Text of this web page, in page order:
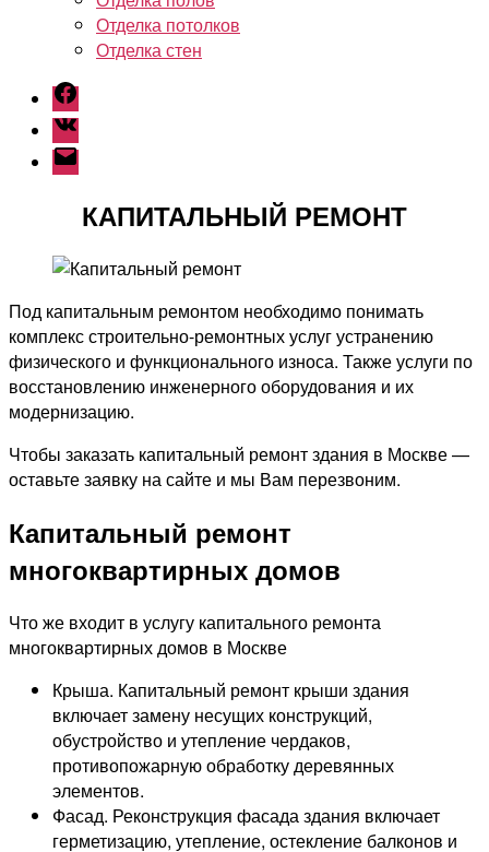
Отделка потолков
Отделка стен
Facebook
Vk
Email
КАПИТАЛЬНЫЙ РЕМОНТ
Под капитальным ремонтом необходимо понимать
комплекс строительно-ремонтных услуг устранению
физического и функционального износа. Также услуги по
восстановлению инженерного оборудования и их
модернизацию.
Чтобы заказать капитальный ремонт здания в Москве —
оставьте заявку на сайте и мы Вам перезвоним.
Капитальный ремонт
многоквартирных домов
Что же входит в услугу капитального ремонта
многоквартирных домов в Москве
Крыша. Капитальный ремонт крыши здания
включает замену несущих конструкций,
обустройство и утепление чердаков,
противопожарную обработку деревянных
элементов.
Фасад. Реконструкция фасада здания включает
герметизацию, утепление, остекление балконов и